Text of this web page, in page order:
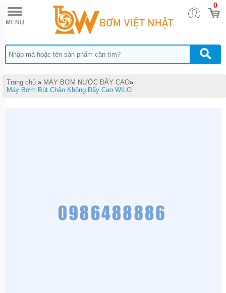
0
TRANG
CHỦ
BƠM
TĂNG
MÁY
BƠM
NƯỚC
Trang chủ » MÁY BƠM NƯỚC ĐẨY CAO»
Máy Bơm Bút Chân Không Đẩy Cao WILO